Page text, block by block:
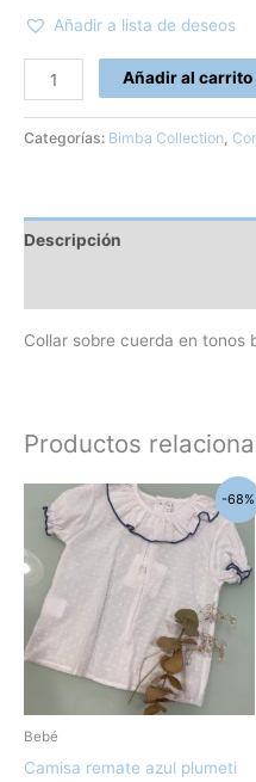
Añadir a lista de deseos
Añadir al carrito
Categorías: Bimba Collection,
Descripción
Collar sobre cuerda en tonos
Productos
-68%
Bebé
Camisa remate azul plumeti
El
precio
original
31,00€.
El
precio
actual
10,00€.
Este
tiene
Las
elegir